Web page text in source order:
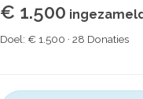
€ 1.500
Doel: € 1.500 · 28 Donaties